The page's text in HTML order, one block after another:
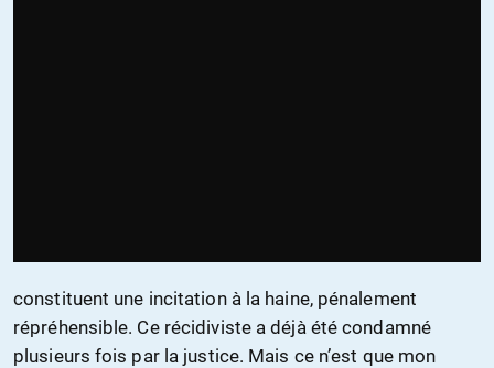
constituent une incitation à la haine, pénalement
répréhensible. Ce récidiviste a déjà été condamné
plusieurs fois par la justice. Mais ce n’est que mon